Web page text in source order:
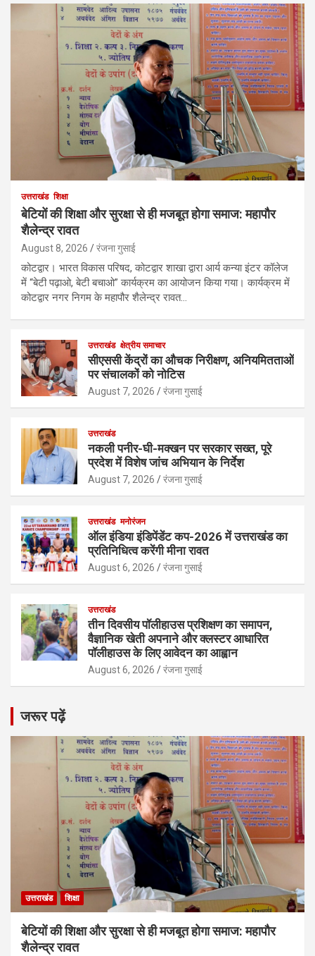
उत्तराखंड शिक्षा
बेटियों की शिक्षा और सुरक्षा से ही मजबूत होगा समाज: महापौर
शैलेन्द्र रावत
August 8, 2026 रंजना गुसाई
कोटद्वार। भारत विकास परिषद, कोटद्वार शाखा द्वारा आर्य कन्या इंटर कॉलेज
में “बेटी पढ़ाओ, बेटी बचाओ” कार्यक्रम का आयोजन किया गया। कार्यक्रम में
कोटद्वार नगर निगम के महापौर शैलेन्द्र रावत…
उत्तराखंड क्षेत्रीय समाचार
सीएससी केंद्रों का औचक निरीक्षण, अनियमितताओं
पर संचालकों को नोटिस
August 7, 2026 रंजना गुसाई
उत्तराखंड
नकली पनीर-घी-मक्खन पर सरकार सख्त, पूरे
प्रदेश में विशेष जांच अभियान के निर्देश
August 7, 2026 रंजना गुसाई
उत्तराखंड मनोरंजन
ऑल इंडिया इंडिपेंडेंट कप-2026 में उत्तराखंड का
प्रतिनिधित्व करेंगी मीना रावत
August 6, 2026 रंजना गुसाई
उत्तराखंड
तीन दिवसीय पॉलीहाउस प्रशिक्षण का समापन,
वैज्ञानिक खेती अपनाने और क्लस्टर आधारित
पॉलीहाउस के लिए आवेदन का आह्वान
August 6, 2026 रंजना गुसाई
जरूर पढ़ें
उत्तराखंड शिक्षा
बेटियों की शिक्षा और सुरक्षा से ही मजबूत होगा समाज: महापौर
शैलेन्द्र रावत